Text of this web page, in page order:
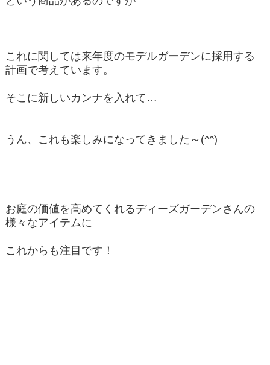
これに関しては来年度のモデルガーデンに採用する
計画で考えています。
そこに新しいカンナを入れて…
うん、これも楽しみになってきました～(^^)
お庭の価値を高めてくれるディーズガーデンさんの
様々なアイテムに
これからも注目です！